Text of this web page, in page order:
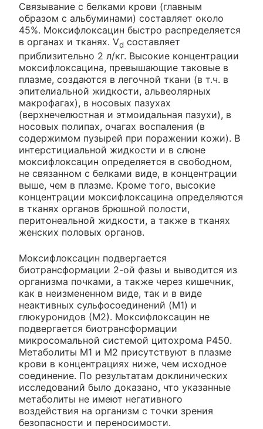
Связывание с белками крови (главным
образом с альбуминами) составляет около
45%. Моксифлоксацин быстро распределяется
в органах и тканях. Vd составляет
приблизительно 2 л/кг. Высокие концентрации
моксифлоксацина, превышающие таковые в
плазме, создаются в легочной ткани (в т.ч. в
эпителиальной жидкости, альвеолярных
макрофагах), в носовых пазухах
(верхнечелюстная и этмоидальная пазухи), в
носовых полипах, очагах воспаления (в
содержимом пузырей при поражении кожи). В
интерстициальной жидкости и в слюне
моксифлоксацин определяется в свободном,
не связанном с белками виде, в концентрации
выше, чем в плазме. Кроме того, высокие
концентрации моксифлоксацина определяются
в тканях органов брюшной полости,
перитонеальной жидкости, а также в тканях
женских половых органов.
Моксифлоксацин подвергается
биотрансформации 2-ой фазы и выводится из
организма почками, а также через кишечник,
как в неизмененном виде, так и в виде
неактивных сульфосоединений (M1) и
глюкуронидов (М2). Моксифлоксацин не
подвергается биотрансформации
микросомальной системой цитохрома Р450.
Метаболиты M1 и М2 присутствуют в плазме
крови в концентрациях ниже, чем исходное
соединение. По результатам доклинических
исследований было доказано, что указанные
метаболиты не имеют негативного
воздействия на организм с точки зрения
безопасности и переносимости.